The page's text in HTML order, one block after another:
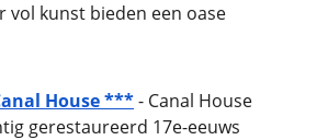
vol kunst bieden een oase
House *** - Canal House
gerestaureerd 17e-eeuws